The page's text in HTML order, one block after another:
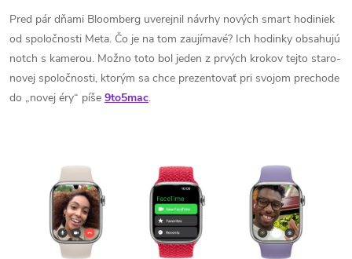
Pred pár dňami Bloomberg uverejnil návrhy nových smart hodiniek
od spoločnosti Meta. Čo je na tom zaujímavé? Ich hodinky obsahujú
notch s kamerou. Možno toto bol jeden z prvých krokov tejto staro-
novej spoločnosti, ktorým sa chce prezentovať pri svojom prechode
do „novej éry“ píše 9to5mac.